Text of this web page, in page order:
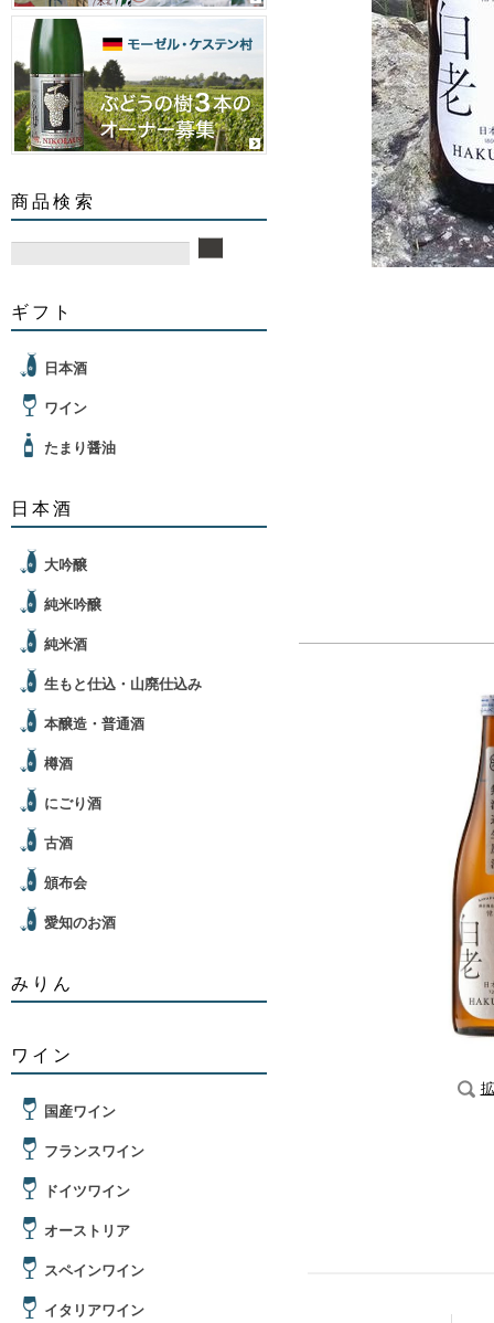
商品検索
ギフト
日本酒
ワイン
たまり醤油
日本酒
大吟醸
純米吟醸
純米酒
生もと仕込・山廃仕込み
本醸造・普通酒
樽酒
にごり酒
古酒
頒布会
愛知のお酒
みりん
ワイン
国産ワイン
フランスワイン
ドイツワイン
オーストリア
スペインワイン
イタリアワイン